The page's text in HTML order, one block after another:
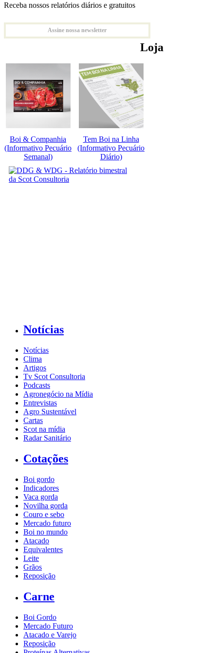
Receba nossos relatórios diários e gratuitos
Assine nossa newsletter
Loja
Boi & Companhia
(Informativo Pecuário
Semanal)
Tem Boi na Linha
(Informativo Pecuário
Diário)
Notícias
Notícias
Clima
Artigos
Tv Scot Consultoria
Podcasts
Agronegócio na Mídia
Entrevistas
Agro Sustentável
Cartas
Scot na mídia
Radar Sanitário
Cotações
Boi gordo
Indicadores
Vaca gorda
Novilha gorda
Couro e sebo
Mercado futuro
Boi no mundo
Atacado
Equivalentes
Leite
Grãos
Reposição
Carne
Boi Gordo
Mercado Futuro
Atacado e Varejo
Reposição